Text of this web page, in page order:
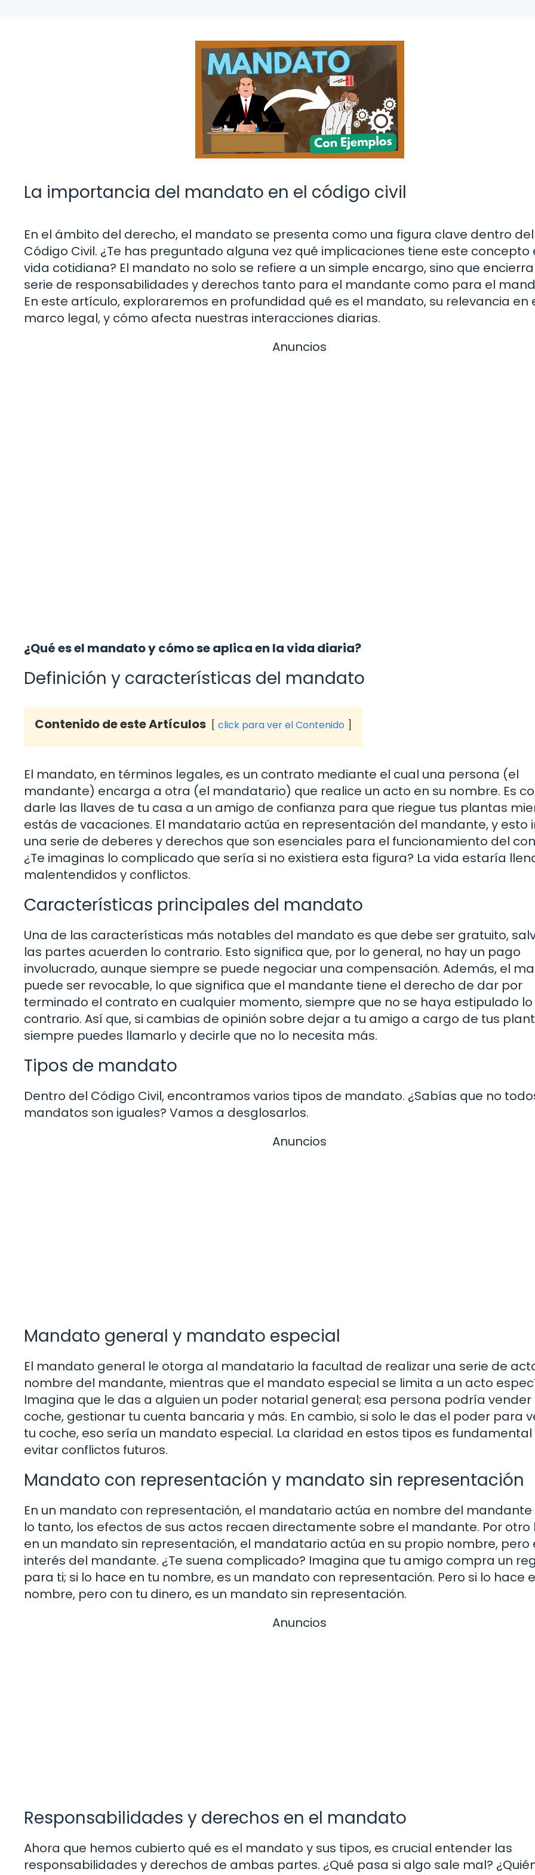
La importancia del mandato en el código civil
En el ámbito del derecho, el mandato se presenta como una figura clave dentro del
Código Civil. ¿Te has preguntado alguna vez qué implicaciones tiene este concepto
vida cotidiana? El mandato no solo se refiere a un simple encargo, sino que
serie de responsabilidades y derechos tanto para el mandante como para el
En este artículo, exploraremos en profundidad qué es el mandato, su relevancia en
marco legal, y cómo afecta nuestras interacciones diarias.
Anuncios
¿Qué es el mandato y cómo se aplica en la vida diaria?
Definición y características del mandato
Contenido de este Artículos click para ver el Contenido
El mandato, en términos legales, es un contrato mediante el cual una persona (el
mandante) encarga a otra (el mandatario) que realice un acto en su nombre. Es
darle las llaves de tu casa a un amigo de confianza para que riegue tus plantas
estás de vacaciones. El mandatario actúa en representación del mandante, y esto
una serie de deberes y derechos que son esenciales para el funcionamiento del
¿Te imaginas lo complicado que sería si no existiera esta figura? La vida estaría
malentendidos y conflictos.
Características principales del mandato
Una de las características más notables del mandato es que debe ser gratuito,
las partes acuerden lo contrario. Esto significa que, por lo general, no hay un pago
involucrado, aunque siempre se puede negociar una compensación. Además, el
puede ser revocable, lo que significa que el mandante tiene el derecho de dar por
terminado el contrato en cualquier momento, siempre que no se haya estipulado lo
contrario. Así que, si cambias de opinión sobre dejar a tu amigo a cargo de tus
siempre puedes llamarlo y decirle que no lo necesita más.
Tipos de mandato
Dentro del Código Civil, encontramos varios tipos de mandato. ¿Sabías que no
mandatos son iguales? Vamos a desglosarlos.
Anuncios
Mandato general y mandato especial
El mandato general le otorga al mandatario la facultad de realizar una serie de
nombre del mandante, mientras que el mandato especial se limita a un acto
Imagina que le das a alguien un poder notarial general; esa persona podría vender
coche, gestionar tu cuenta bancaria y más. En cambio, si solo le das el poder para
tu coche, eso sería un mandato especial. La claridad en estos tipos es
evitar conflictos futuros.
Mandato con representación y mandato sin representación
En un mandato con representación, el mandatario actúa en nombre del mandante
lo tanto, los efectos de sus actos recaen directamente sobre el mandante. Por otro
en un mandato sin representación, el mandatario actúa en su propio nombre, pero
interés del mandante. ¿Te suena complicado? Imagina que tu amigo compra un
para ti; si lo hace en tu nombre, es un mandato con representación. Pero si lo hace
nombre, pero con tu dinero, es un mandato sin representación.
Anuncios
Responsabilidades y derechos en el mandato
Ahora que hemos cubierto qué es el mandato y sus tipos, es crucial entender las
responsabilidades y derechos de ambas partes. ¿Qué pasa si algo sale mal?